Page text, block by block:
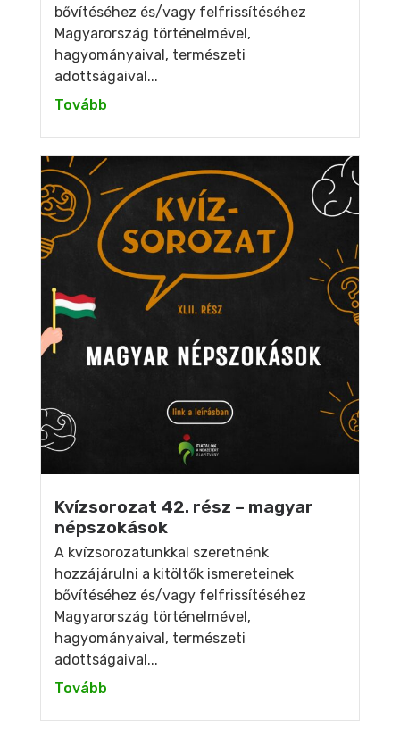
bővítéséhez és/vagy felfrissítéséhez
Magyarország történelmével,
hagyományaival, természeti
adottságaival...
Tovább
Kvízsorozat 42. rész – magyar
népszokások
A kvízsorozatunkkal szeretnénk
hozzájárulni a kitöltők ismereteinek
bővítéséhez és/vagy felfrissítéséhez
Magyarország történelmével,
hagyományaival, természeti
adottságaival...
Tovább